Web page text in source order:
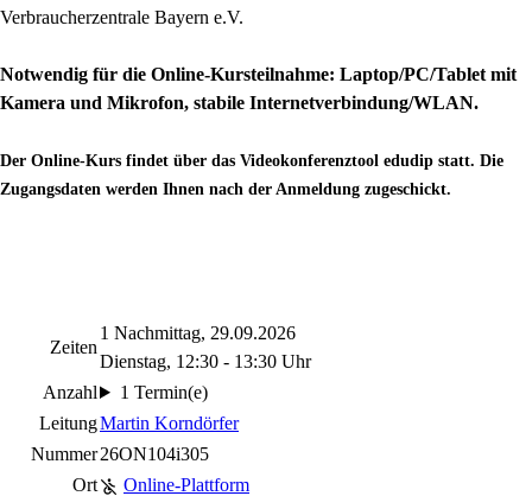
Verbraucherzentrale Bayern e.V.
Notwendig für die Online-Kursteilnahme: Laptop/PC/Tablet mit
Kamera und Mikrofon, stabile Internetverbindung/WLAN.
Der Online-Kurs findet über das Videokonferenztool edudip statt. Die
Zugangsdaten werden Ihnen nach der Anmeldung zugeschickt.
Zeiten
1 Nachmittag, 29.09.2026
Dienstag, 12:30 - 13:30 Uhr
Anzahl
1 Termin(e)
LeitungMartin Korndörfer
Nummer26ON104i305
Ort
Online-Plattform